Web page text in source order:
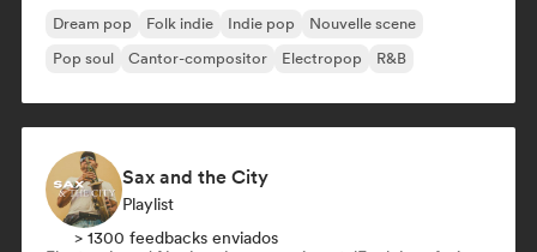
Dream pop Folk indie Indie pop
Nouvelle scene
Pop soul
Cantor-compositor Electropop R&B
Sax and the City
Playlist
> 1300 feedbacks enviados